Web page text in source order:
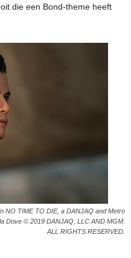
die een Bond-theme heeft
NO TIME TO DIE, a DANJAQ and Metro
Dove © 2019 DANJAQ, LLC AND MGM.
ALL RIGHTS RESERVED.